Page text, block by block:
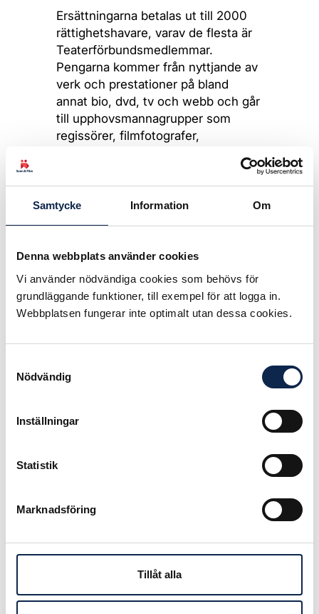
Samtycke Information Om
Denna webbplats använder cookies
Vi använder nödvändiga cookies som behövs för
grundläggande funktioner, till exempel för att logga in.
Webbplatsen fungerar inte optimalt utan dessa cookies.
Nödvändig
Inställningar
Statistik
Marknadsföring
Tillåt alla
Ersättningarna betalas ut till 2000
rättighetshavare, varav de flesta är
Teaterförbundsmedlemmar.
Pengarna kommer från nyttjande av
verk och prestationer på bland
annat bio, dvd, tv och webb och går
till upphovsmannagrupper som
regissörer, filmfotografer,
skådespelare, dansare och sångare.
utbetalde ersättningarna kontakta
Lotta Lundkvist, 08 441 13 11